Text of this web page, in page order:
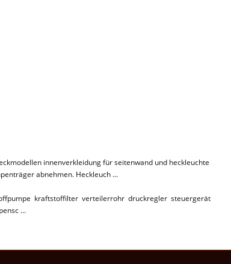
innenverkleidung für seitenwand und heckleuchte
abnehmen. Heckleuch ...
kraftstoffilter verteilerrohr druckregler steuergerät
...